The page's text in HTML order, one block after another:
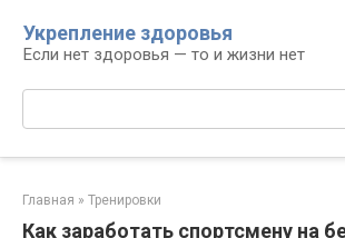
контенту
Укрепление здоровья
Если нет здоровья — то и жизни нет
Поиск:
Главная » Тренировки
Как заработать спортсмену на